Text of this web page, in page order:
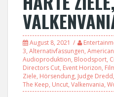
August 8, 2021
3, Alternativfassungen,
Audioproduktion, Bloodsport,
Directors Cut, Event Horizon,
Ziele, Hörsendung, Judge Dredd,
The Keep, Uncut, Valkenvania,